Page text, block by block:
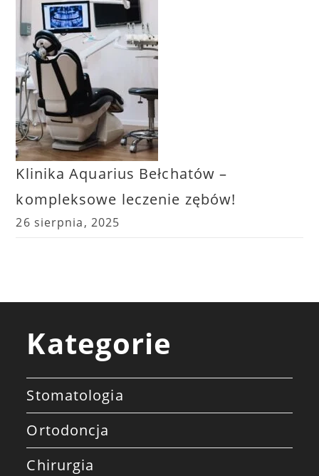
Klinika Aquarius Bełchatów –
kompleksowe leczenie zębów!
26 sierpnia, 2025
Kategorie
Stomatologia
Ortodoncja
Chirurgia